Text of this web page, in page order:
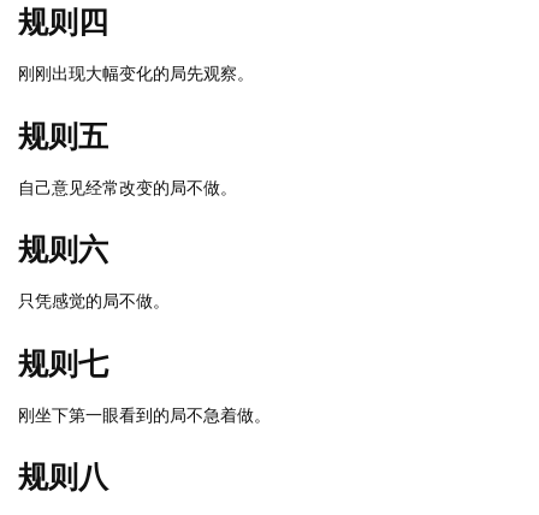
规则四
刚刚出现大幅变化的局先观察。
规则五
自己意见经常改变的局不做。
规则六
只凭感觉的局不做。
规则七
刚坐下第一眼看到的局不急着做。
规则八